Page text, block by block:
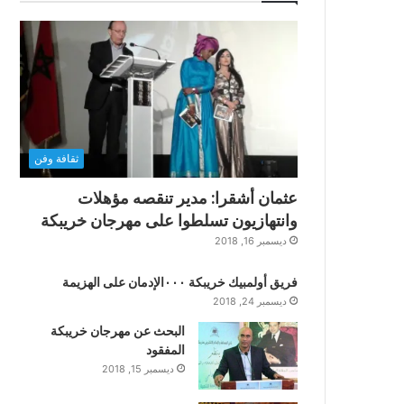
ثقافة وفن
عثمان أشقرا: مدير تنقصه مؤهلات
وانتهازيون تسلطوا على مهرجان خريبكة
ديسمبر 16, 2018
فريق أولمبيك خريبكة ٠٠٠الإدمان على الهزيمة
ديسمبر 24, 2018
البحث عن مهرجان خريبكة
المفقود
ديسمبر 15, 2018